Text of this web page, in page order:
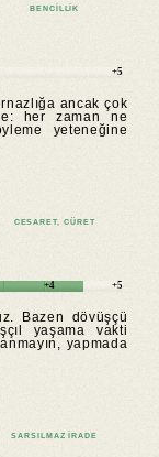
BENCILLIK
+5
ancak çok
her zaman ne
yeteneğine
CESARET, CÜRET
+4 +5
Bazen dövüşçü
yaşama vakti
yapmada
SARSILMAZ IRADE